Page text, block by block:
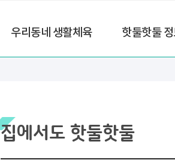
우리동네 생활체육 핫둘핫둘
집에서도 핫둘핫둘